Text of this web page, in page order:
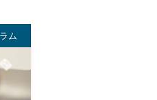
ム